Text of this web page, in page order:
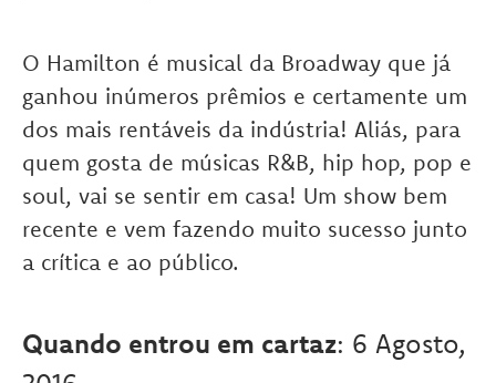
O Hamilton é musical da Broadway que já
ganhou inúmeros prêmios e certamente um
dos mais rentáveis da indústria! Aliás, para
quem gosta de músicas R&B, hip hop, pop e
soul, vai se sentir em casa! Um show bem
recente e vem fazendo muito sucesso junto
a crítica e ao público.
Quando entrou em cartaz: 6 Agosto,